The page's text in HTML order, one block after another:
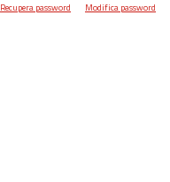
Recupera password Modifica password